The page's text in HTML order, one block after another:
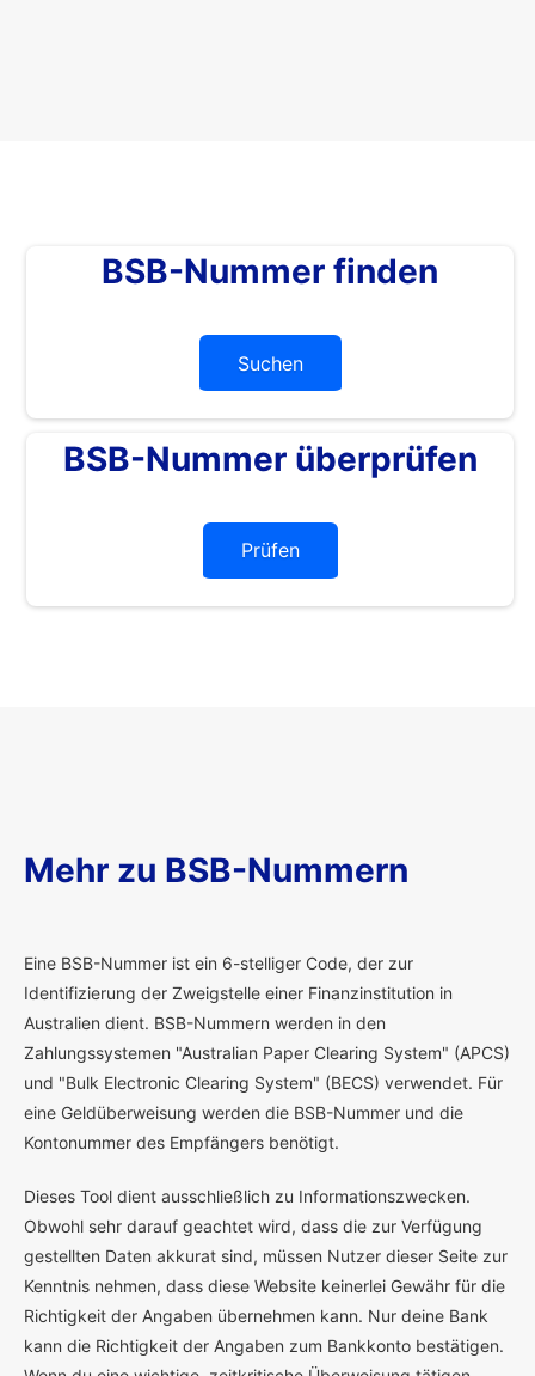
BSB-Nummer finden
Suchen
BSB-Nummer überprüfen
Prüfen
Mehr zu BSB-Nummern
Eine BSB-Nummer ist ein 6-stelliger Code, der zur
Identifizierung der Zweigstelle einer Finanzinstitution in
Australien dient. BSB-Nummern werden in den
Zahlungssystemen "Australian Paper Clearing System" (APCS)
und "Bulk Electronic Clearing System" (BECS) verwendet. Für
eine Geldüberweisung werden die BSB-Nummer und die
Kontonummer des Empfängers benötigt.
Dieses Tool dient ausschließlich zu Informationszwecken.
Obwohl sehr darauf geachtet wird, dass die zur Verfügung
gestellten Daten akkurat sind, müssen Nutzer dieser Seite zur
Kenntnis nehmen, dass diese Website keinerlei Gewähr für die
Richtigkeit der Angaben übernehmen kann. Nur deine Bank
kann die Richtigkeit der Angaben zum Bankkonto bestätigen.